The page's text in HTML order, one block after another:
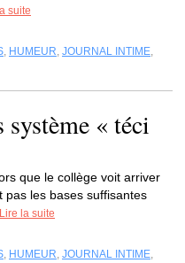
suite
, HUMEUR, JOURNAL INTIME,
système « téci
que le collège voit arriver
pas les bases suffisantes
Lire la suite
, HUMEUR, JOURNAL INTIME,